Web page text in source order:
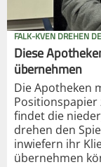
FALK-KVEN DREHEN
Diese
übernehmen
Die Apotheken
Positionspapier
findet die
drehen den
inwiefern ihr
übernehmen